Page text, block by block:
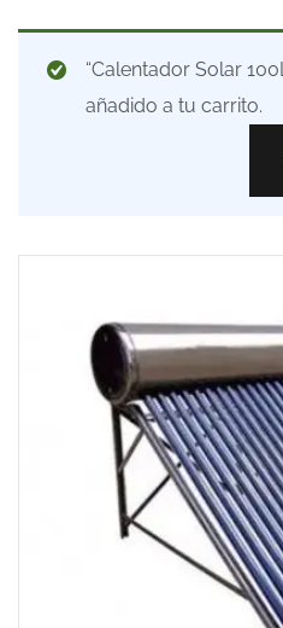
“Calentador Solar
añadido a tu carrito.